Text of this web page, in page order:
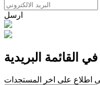
ارسل
القائمة البريدية
اطلاع على اخر المستجدات